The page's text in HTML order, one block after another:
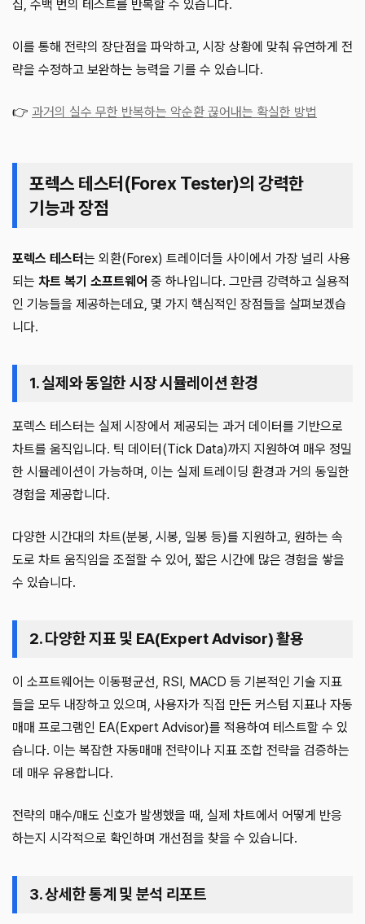
십, 수백 번의 테스트를 반복할 수 있습니다.
이를 통해 전략의 장단점을 파악하고, 시장 상황에 맞춰 유연하게 전
략을 수정하고 보완하는 능력을 기를 수 있습니다.
👉 과거의 실수 무한 반복하는 악순환 끊어내는 확실한 방법
포렉스 테스터(Forex Tester)의 강력한
기능과 장점
포렉스 테스터는 외환(Forex) 트레이더들 사이에서 가장 널리 사용
되는 차트 복기 소프트웨어 중 하나입니다. 그만큼 강력하고 실용적
인 기능들을 제공하는데요, 몇 가지 핵심적인 장점들을 살펴보겠습
니다.
1. 실제와 동일한 시장 시뮬레이션 환경
포렉스 테스터는 실제 시장에서 제공되는 과거 데이터를 기반으로
차트를 움직입니다. 틱 데이터(Tick Data)까지 지원하여 매우 정밀
한 시뮬레이션이 가능하며, 이는 실제 트레이딩 환경과 거의 동일한
경험을 제공합니다.
다양한 시간대의 차트(분봉, 시봉, 일봉 등)를 지원하고, 원하는 속
도로 차트 움직임을 조절할 수 있어, 짧은 시간에 많은 경험을 쌓을
수 있습니다.
2. 다양한 지표 및 EA(Expert Advisor) 활용
이 소프트웨어는 이동평균선, RSI, MACD 등 기본적인 기술 지표
들을 모두 내장하고 있으며, 사용자가 직접 만든 커스텀 지표나 자동
매매 프로그램인 EA(Expert Advisor)를 적용하여 테스트할 수 있
습니다. 이는 복잡한 자동매매 전략이나 지표 조합 전략을 검증하는
데 매우 유용합니다.
전략의 매수/매도 신호가 발생했을 때, 실제 차트에서 어떻게 반응
하는지 시각적으로 확인하며 개선점을 찾을 수 있습니다.
3. 상세한 통계 및 분석 리포트